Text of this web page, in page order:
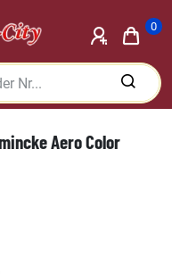
0
Aero Color